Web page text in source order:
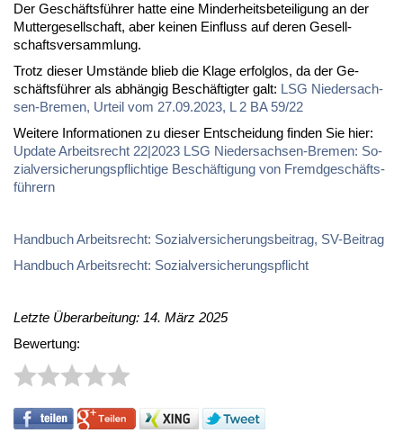
Der Ge­schäfts­füh­rer hat­te ei­ne Min­der­heits­be­tei­li­gung an der
Mut­ter­ge­sell­schaft, aber kei­nen Ein­fluss auf de­ren Ge­sell­
schafts­ver­samm­lung.
Trotz die­ser Um­stän­de blieb die Kla­ge er­folg­los, da der Ge­
schäfts­füh­rer als ab­hän­gig Be­schäf­tig­ter galt: LSG Nie­der­sach­
sen-Bre­men, Ur­teil vom 27.09.2023, L 2 BA 59/22
Wei­te­re In­for­ma­tio­nen zu die­ser Ent­schei­dung fin­den Sie hier:
Up­date Ar­beits­recht 22|2023 LSG Nie­der­sach­sen-Bre­men: So­
zi­al­ver­si­che­rungs­pflich­ti­ge Be­schäf­ti­gung von Fremd­ge­schäfts­
füh­rern
Hand­buch Ar­beits­recht: So­zi­al­ver­si­che­rungs­bei­trag, SV-Bei­trag
Hand­buch Ar­beits­recht: So­zi­al­ver­si­che­rungs­pflicht
Letzte Überarbeitung: 14. März 2025
Bewertung: